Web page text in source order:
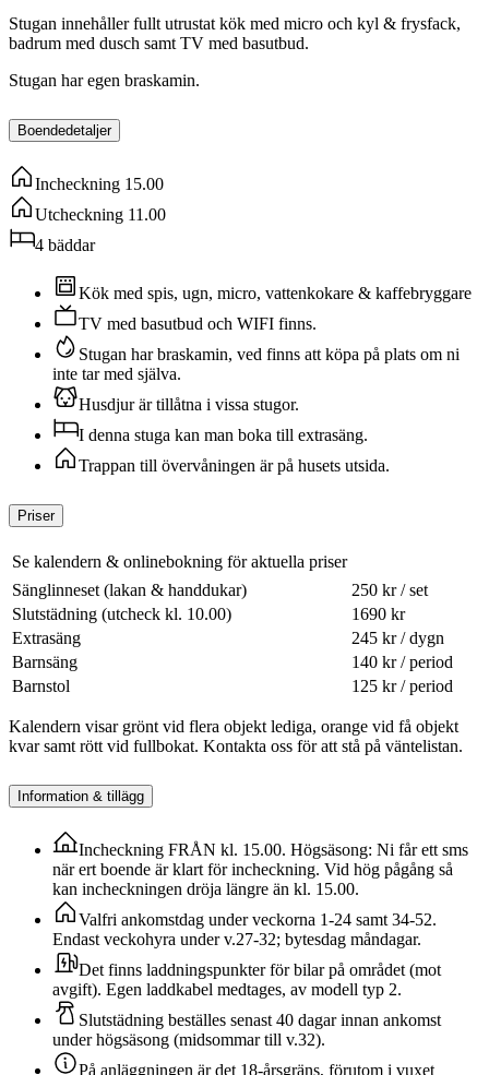
Stugan innehåller fullt utrustat kök med micro och kyl & frysfack,
badrum med dusch samt TV med basutbud.
Stugan har egen braskamin.
Boendedetaljer
Incheckning 15.00
Utcheckning 11.00
4 bäddar
Kök med spis, ugn, micro, vattenkokare & kaffebryggare
TV med basutbud och WIFI finns.
Stugan har braskamin, ved finns att köpa på plats om ni
inte tar med själva.
Husdjur är tillåtna i vissa stugor.
I denna stuga kan man boka till extrasäng.
Trappan till övervåningen är på husets utsida.
Priser
Se kalendern & onlinebokning för aktuella priser
Sänglinneset (lakan & handdukar)
250 kr / set
Slutstädning (utcheck kl. 10.00)
1690 kr
Extrasäng
245 kr / dygn
Barnsäng
140 kr / period
Barnstol
125 kr / period
Kalendern visar grönt vid flera objekt lediga, orange vid få objekt
kvar samt rött vid fullbokat. Kontakta oss för att stå på väntelistan.
Information & tillägg
Incheckning FRÅN kl. 15.00. Högsäsong: Ni får ett sms
när ert boende är klart för incheckning. Vid hög pågång så
kan incheckningen dröja längre än kl. 15.00.
Valfri ankomstdag under veckorna 1-24 samt 34-52.
Endast veckohyra under v.27-32; bytesdag måndagar.
Det finns laddningspunkter för bilar på området (mot
avgift). Egen laddkabel medtages, av modell typ 2.
Slutstädning beställes senast 40 dagar innan ankomst
under högsäsong (midsommar till v.32).
På anläggningen är det 18-årsgräns, förutom i vuxet